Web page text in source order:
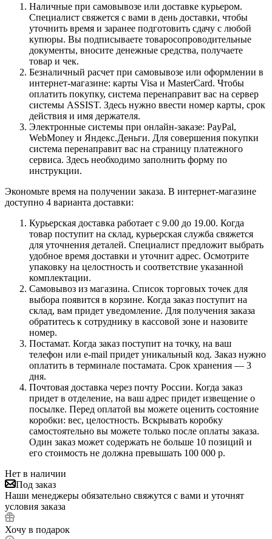
Наличные при самовывозе или доставке курьером.
Специалист свяжется с вами в день доставки, чтобы
уточнить время и заранее подготовить сдачу с любой
купюры. Вы подписываете товаросопроводительные
документы, вносите денежные средства, получаете
товар и чек.
Безналичный расчет при самовывозе или оформлении в
интернет-магазине: карты Visa и MasterCard. Чтобы
оплатить покупку, система перенаправит вас на сервер
системы ASSIST. Здесь нужно ввести номер карты, срок
действия и имя держателя.
Электронные системы при онлайн-заказе: PayPal,
WebMoney и Яндекс.Деньги. Для совершения покупки
система перенаправит вас на страницу платежного
сервиса. Здесь необходимо заполнить форму по
инструкции.
Экономьте время на получении заказа. В интернет-магазине
доступно 4 варианта доставки:
Курьерская доставка работает с 9.00 до 19.00. Когда
товар поступит на склад, курьерская служба свяжется
для уточнения деталей. Специалист предложит выбрать
удобное время доставки и уточнит адрес. Осмотрите
упаковку на целостность и соответствие указанной
комплектации.
Самовывоз из магазина. Список торговых точек для
выбора появится в корзине. Когда заказ поступит на
склад, вам придет уведомление. Для получения заказа
обратитесь к сотруднику в кассовой зоне и назовите
номер.
Постамат. Когда заказ поступит на точку, на ваш
телефон или e-mail придет уникальный код. Заказ нужно
оплатить в терминале постамата. Срок хранения — 3
дня.
Почтовая доставка через почту России. Когда заказ
придет в отделение, на ваш адрес придет извещение о
посылке. Перед оплатой вы можете оценить состояние
коробки: вес, целостность. Вскрывать коробку
самостоятельно вы можете только после оплаты заказа.
Один заказ может содержать не больше 10 позиций и
его стоимость не должна превышать 100 000 р.
Нет в наличии
Под заказ
Наши менеджеры обязательно свяжутся с вами и уточнят
условия заказа
Хочу в подарок